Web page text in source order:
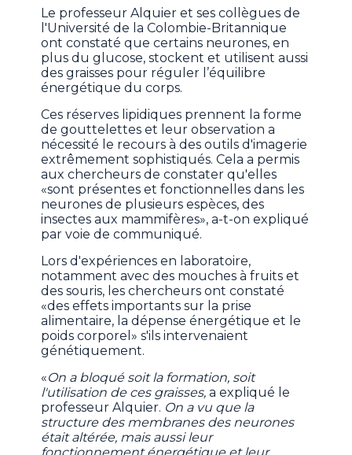
Le professeur Alquier et ses collègues de
l'Université de la Colombie-Britannique
ont constaté que certains neurones, en
plus du glucose, stockent et utilisent aussi
des graisses pour réguler l’équilibre
énergétique du corps.
Ces réserves lipidiques prennent la forme
de gouttelettes et leur observation a
nécessité le recours à des outils d'imagerie
extrêmement sophistiqués. Cela a permis
aux chercheurs de constater qu'elles
«sont présentes et fonctionnelles dans les
neurones de plusieurs espèces, des
insectes aux mammifères», a-t-on expliqué
par voie de communiqué.
Lors d'expériences en laboratoire,
notamment avec des mouches à fruits et
des souris, les chercheurs ont constaté
«des effets importants sur la prise
alimentaire, la dépense énergétique et le
poids corporel» s'ils intervenaient
génétiquement.
«On a bloqué soit la formation, soit
l'utilisation de ces graisses, a expliqué le
professeur Alquier. On a vu que la
structure des membranes des neurones
était altérée, mais aussi leur